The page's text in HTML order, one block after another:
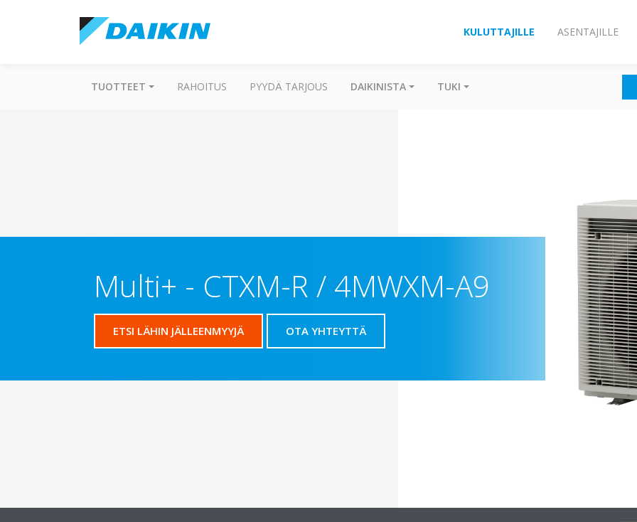
KULUTTAJILLE ASENTAJILLE
TUOTTEET RAHOITUS PYYDÄ TARJOUS DAIKINISTA TUKI
Multi+ - CTXM-R / 4MWXM-A9
ETSI LÄHIN JÄLLEENMYYJÄ OTA YHTEYTTÄ